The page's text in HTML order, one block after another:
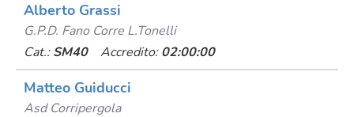
Alberto Grassi
G.p.d. Fano Corre L.tonelli
Cat.: SM40 Accredito: 02:00:00
Matteo Guiducci
Asd Corripergola